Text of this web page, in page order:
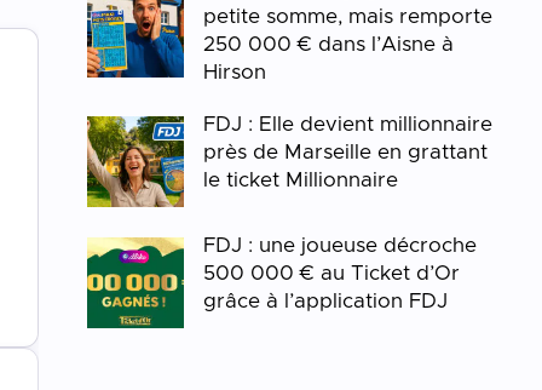
petite somme, mais remporte
250 000 € dans l’Aisne à
Hirson
FDJ : Elle devient millionnaire
près de Marseille en grattant
le ticket Millionnaire
FDJ : une joueuse décroche
500 000 € au Ticket d’Or
grâce à l’application FDJ